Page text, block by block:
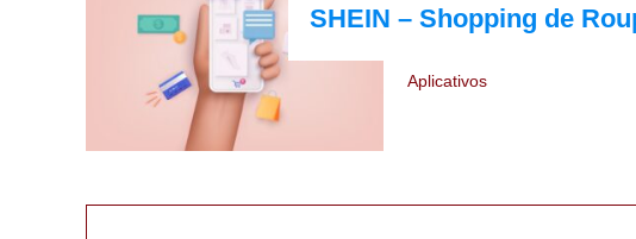
SHEIN – Shopping de
Aplicativos